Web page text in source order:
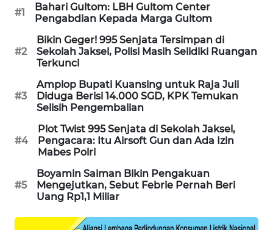
#1
Bahari Gultom: LBH Gultom Center
Pengabdian Kepada Marga Gultom
#2
Bikin Geger! 995 Senjata Tersimpan di
Sekolah Jaksel, Polisi Masih Selidiki Ruangan
Terkunci
#3
Amplop Bupati Kuansing untuk Raja Juli
Diduga Berisi 14.000 SGD, KPK Temukan
Selisih Pengembalian
#4
Plot Twist 995 Senjata di Sekolah Jaksel,
Pengacara: Itu Airsoft Gun dan Ada Izin
Mabes Polri
#5
Boyamin Saiman Bikin Pengakuan
Mengejutkan, Sebut Febrie Pernah Beri
Uang Rp1,1 Miliar
LKKI
KOPEKLIN
KONSUMEN
ALPERKLINAS
FORJASIDA
TAMBANG